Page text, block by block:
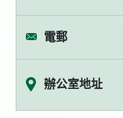
電郵
辦公室地址